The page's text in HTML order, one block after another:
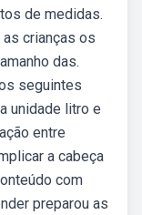
de medidas.
as crianças os
das.
seguintes
unidade litro e
entre
a cabeça
com
preparou as